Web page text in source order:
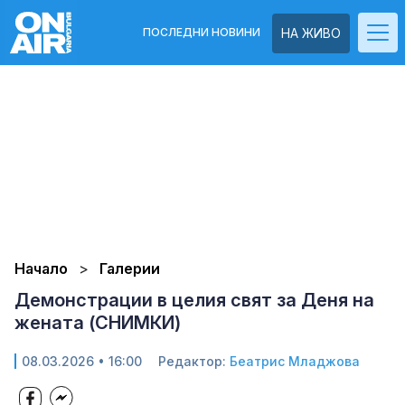
НА ЖИВО
ПОСЛЕДНИ НОВИНИ
Начало Галерии
Демонстрации в целия свят за Деня на
жената (СНИМКИ)
08.03.2026 • 16:00 Редактор: Беатрис Младжова